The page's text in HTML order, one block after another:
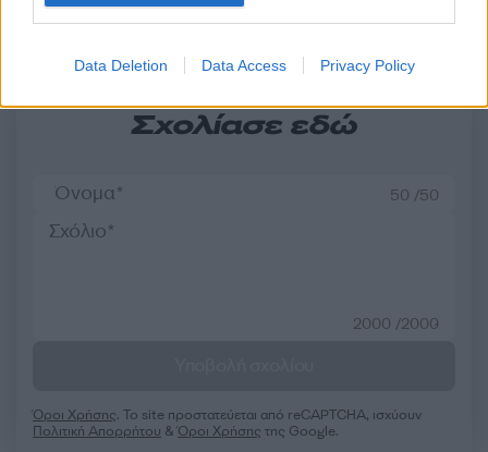
Data Deletion Data Access Privacy Policy
Σχολίασε εδώ
50 /50
2000 /2000
Όροι Χρήσης. Το site προστατεύεται από reCAPTCHA, ισχύουν
Πολιτική Απορρήτου &Όροι Χρήσης της Google.